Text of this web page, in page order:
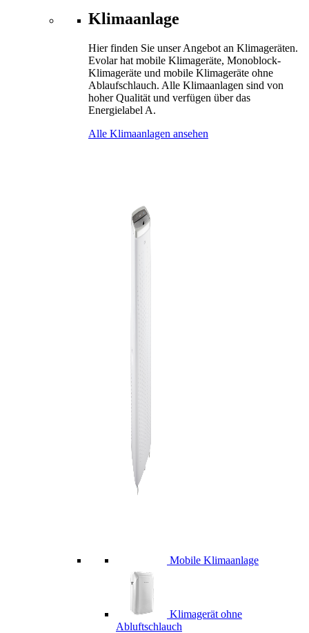
Klimaanlage
Hier finden Sie unser Angebot an Klimageräten.
Evolar hat mobile Klimageräte, Monoblock-
Klimageräte und mobile Klimageräte ohne
Ablaufschlauch. Alle Klimaanlagen sind von
hoher Qualität und verfügen über das
Energielabel A.
Alle Klimaanlagen ansehen
Mobile Klimaanlage
Klimagerät ohne
Abluftschlauch